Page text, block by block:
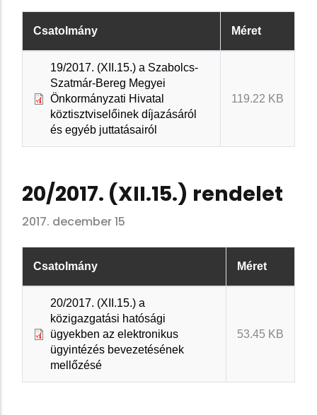
Csatolmány Méret
19/2017. (XII.15.) a Szabolcs-
Szatmár-Bereg Megyei
Önkormányzati Hivatal
köztisztviselőinek díjazásáról
és egyéb juttatásairól
119.22 KB
20/2017. (XII.15.) rendelet
2017. december 15
Csatolmány Méret
20/2017. (XII.15.) a
közigazgatási hatósági
ügyekben az elektronikus
ügyintézés bevezetésének
mellőzésé
53.45 KB